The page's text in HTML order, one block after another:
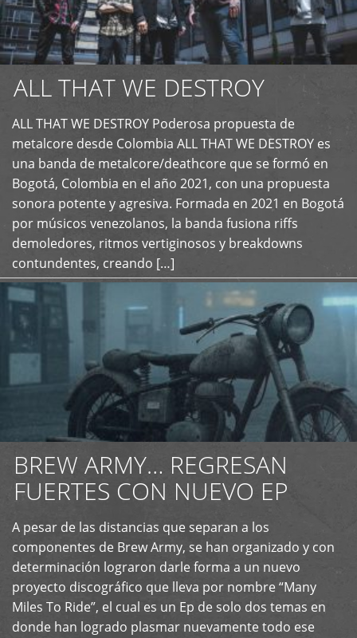
ALL THAT WE DESTROY
ALL THAT WE DESTROY Poderosa propuesta de
metalcore desde Colombia ALL THAT WE DESTROY es
una banda de metalcore/deathcore que se formó en
Bogotá, Colombia en el año 2021, con una propuesta
sonora potente y agresiva. Formada en 2021 en Bogotá
por músicos venezolanos, la banda fusiona riffs
demoledores, ritmos vertiginosos y breakdowns
contundentes, creando […]
+
BREW ARMY… REGRESAN
FUERTES CON NUEVO EP
A pesar de las distancias que separan a los
componentes de Brew Army, se han organizado y con
determinación lograron darle forma a un nuevo
proyecto discográfico que lleva por nombre “Many
Miles To Ride”, el cual es un Ep de solo dos temas en
donde han logrado plasmar nuevamente todo ese
+